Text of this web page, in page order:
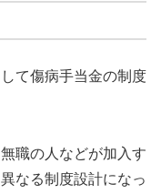
て傷病手当金の制度
職の人などが加入す
なる制度設計になっ